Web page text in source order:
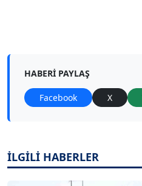
HABERI PAYLAŞ
Facebook X
İLGİLİ HABERLER